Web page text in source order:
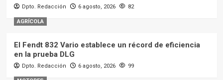
Dpto. Redacción 6 agosto, 2026 82
AGRÍCOLA
El Fendt 832 Vario establece un récord de eficiencia
en la prueba DLG
Dpto. Redacción 6 agosto, 2026 99